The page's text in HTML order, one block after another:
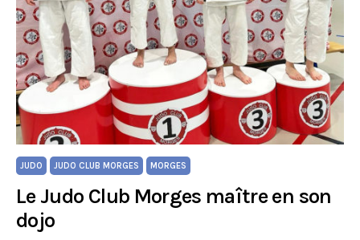
JUDO JUDO CLUB MORGES MORGES
Le Judo Club Morges maître en son
dojo